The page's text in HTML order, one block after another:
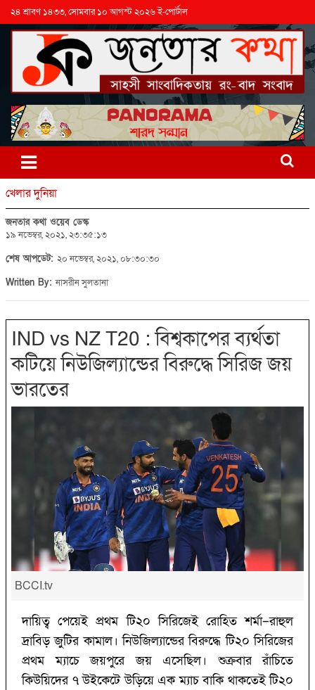
২৪ শ্রাবণ ১৪৩৩, সোমবার ১০ আগস্ট ২০২৬ ই-পোর্টাল
খেলার দুনিয়া
জনতার কথা ওয়েব ডেস্ক
১৯ নভেম্বর, ২০২১, ২৩:৩৫:১৩
শেষ আপডেট: ২০ নভেম্বর, ২০২১, ০৮:৩০:৩০
Written By:নাসরীন সুলতানা
IND vs NZ T20 : বিশ্বকাপের ব্যর্থতা
কটিয়ে নিউজিল্যান্ডের বিরুদ্ধে সিরিজ জয়
ভারতের
BCCI.tv
দায়িত্ব পেয়েই প্রথম টি২০ সিরিজেই রোহিত শর্মা–রাহুল
দ্রাবিড় জুটির কামাল। নিউজিল্যান্ডের বিরুদ্ধে টি২০ সিরিজের
প্রথম ম্যাচে জয়পুরে জয় এসেছিল। শুক্রবার রাঁচিতে
কিউয়িদের ৭ উইকেটে উড়িয়ে এক ম্যাচ বাকি থাকতেই টি২০